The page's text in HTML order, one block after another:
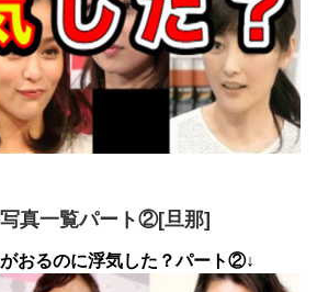
真一覧パート②[旦那]
おるのに浮気した？パート②↓